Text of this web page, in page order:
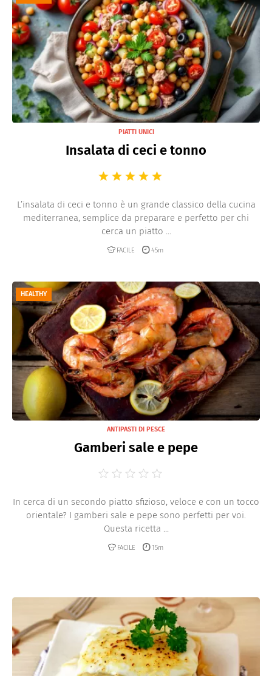
PIATTI UNICI
Insalata di ceci e tonno
L’insalata di ceci e tonno è un grande classico della cucina
mediterranea, semplice da preparare e perfetto per chi
cerca un piatto ...
FACILE 45m
HEALTHY
ANTIPASTI DI PESCE
Gamberi sale e pepe
In cerca di un secondo piatto sfizioso, veloce e con un tocco
orientale? I gamberi sale e pepe sono perfetti per voi.
Questa ricetta ...
FACILE 15m